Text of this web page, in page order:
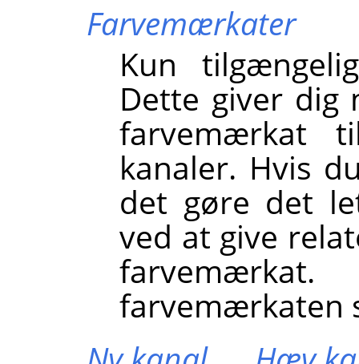
Farvemærkater
Kun
Dette giver dig
farvemærkat
kanaler. Hvis
det gøre det
ved at give
farvemærkaten